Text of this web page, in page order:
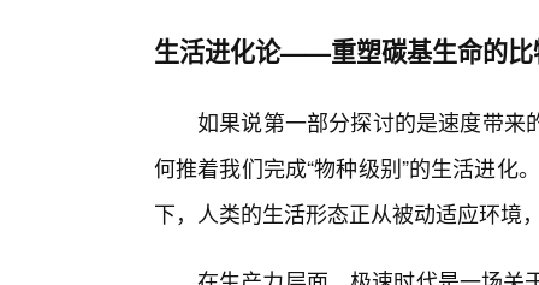
生活进化论——重塑碳基生命的比
如果说第一部分探讨的是速度带来
何推着我们完成“物种级别”的生活进化
下，人类的生活形态正从被动适应环境